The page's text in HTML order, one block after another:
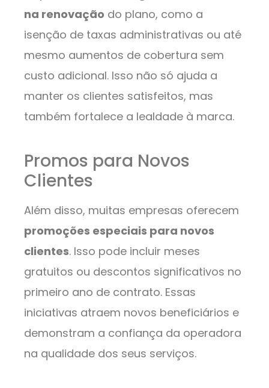
na renovação do plano, como a
isenção de taxas administrativas ou até
mesmo aumentos de cobertura sem
custo adicional. Isso não só ajuda a
manter os clientes satisfeitos, mas
também fortalece a lealdade à marca.
Promos para Novos
Clientes
Além disso, muitas empresas oferecem
promoções especiais para novos
clientes. Isso pode incluir meses
gratuitos ou descontos significativos no
primeiro ano de contrato. Essas
iniciativas atraem novos beneficiários e
demonstram a confiança da operadora
na qualidade dos seus serviços.